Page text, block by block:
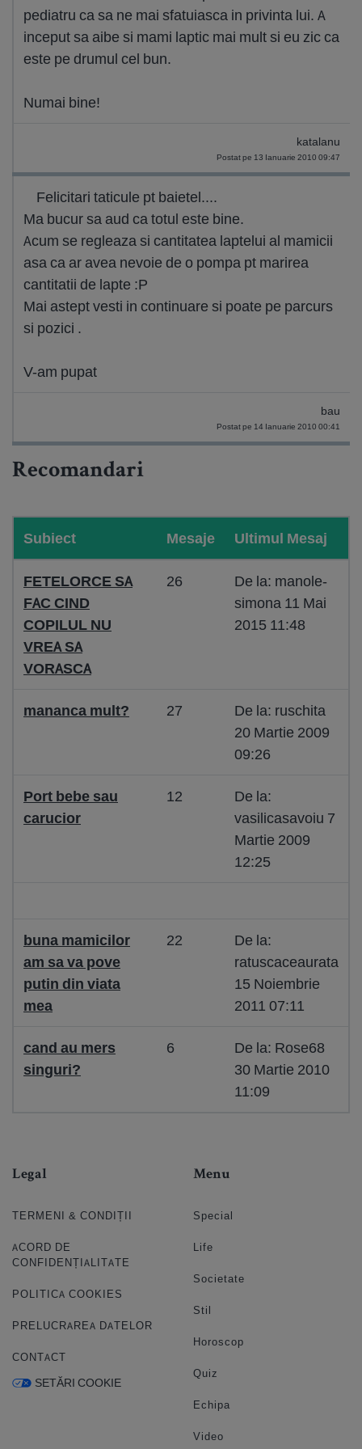
pediatru ca sa ne mai sfatuiasca in privinta lui. A
inceput sa aibe si mami laptic mai mult si eu zic ca
este pe drumul cel bun.
Numai bine!
katalanu
Postat pe 13 Ianuarie 2010 09:47
Felicitari taticule pt baietel....
Ma bucur sa aud ca totul este bine.
Acum se regleaza si cantitatea laptelui al mamicii
asa ca ar avea nevoie de o pompa pt marirea
cantitatii de lapte :P
Mai astept vesti in continuare si poate pe parcurs
si pozici .
V-am pupat
bau
Postat pe 14 Ianuarie 2010 00:41
Recomandari
Subiect Mesaje Ultimul Mesaj
FETELORCE SA
FAC CIND
COPILUL NU
VREA SA
VORASCA
26
De la: manole-
simona 11 Mai
2015 11:48
mananca mult? 27
De la: ruschita
20 Martie 2009
09:26
Port bebe sau
carucior
12
De la:
vasilicasavoiu 7
Martie 2009
12:25
buna mamicilor
am sa va pove
putin din viata
mea
22
De la:
ratuscaceaurata
15 Noiembrie
2011 07:11
cand au mers
singuri?
6
De la: Rose68
30 Martie 2010
11:09
Legal
TERMENI & CONDIȚII
ACORD DE
CONFIDENȚIALITATE
POLITICA COOKIES
PRELUCRAREA DATELOR
CONTACT
SETĂRI COOKIE
Menu
Special
Life
Societate
Stil
Horoscop
Quiz
Echipa
Video